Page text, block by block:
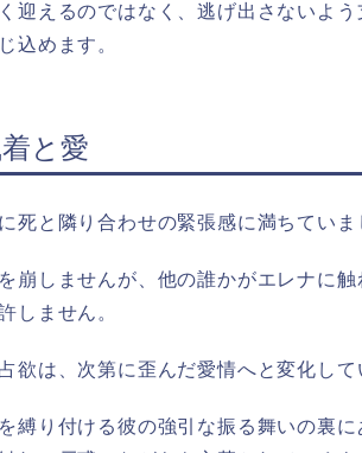
迎えるのではなく、逃げ出さないよう
込めます。
と愛
死と隣り合わせの緊張感に満ちていま
崩しませんが、他の誰かがエレナに触
しません。
欲は、次第に歪んだ愛情へと変化して
縛り付ける彼の強引な振る舞いの裏に